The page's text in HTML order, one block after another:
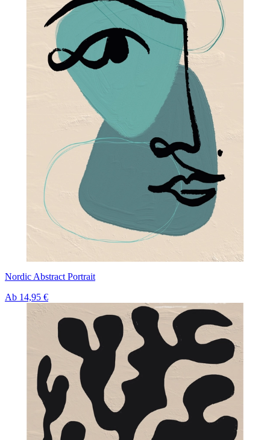
Nordic Abstract Portrait
Ab 14,95 €